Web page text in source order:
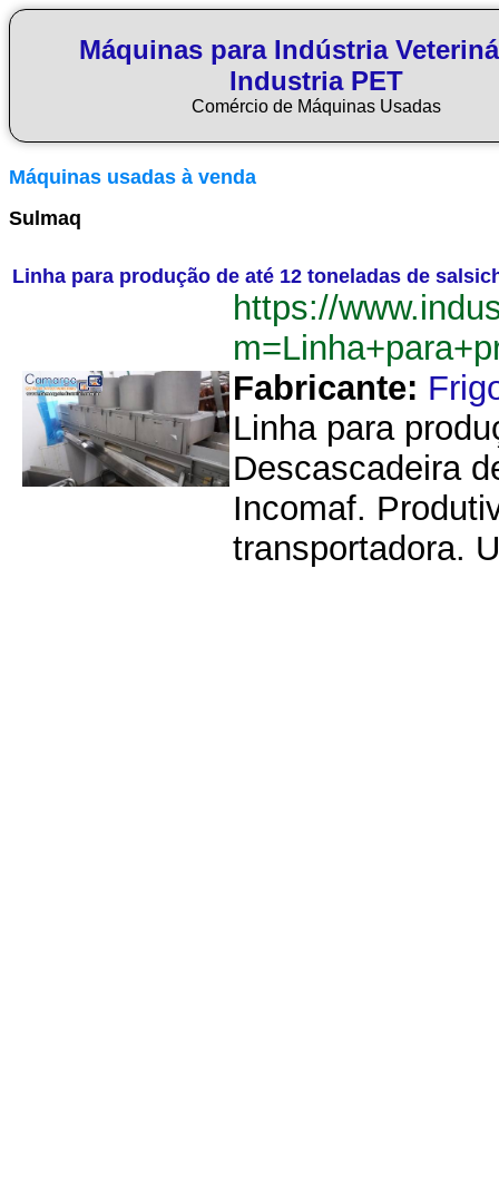
Máquinas para Indústria
Industria PET
Comércio de Máquinas Usadas
Máquinas usadas à venda
Sulmaq
Linha para produção de até 12 toneladas de
https://
Fabricante:
Linha para
Descascadeira
Incomaf.
transportadora.